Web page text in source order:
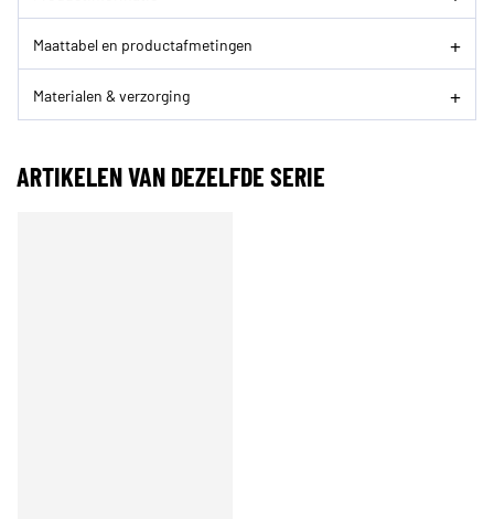
Maattabel en productafmetingen
Materialen & verzorging
ARTIKELEN VAN DEZELFDE SERIE